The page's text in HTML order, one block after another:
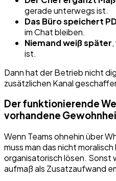
gerade unterwegs ist.
Das Büro speichert
im Chat bleiben.
Niemand weiß später
ist.
Dann hat der Betrieb nicht
zusätzlichen Kanal
Der funktionierende
vorhandene
Wenn Teams ohnehin über
muss man das nicht
organisatorisch lösen. Sonst
aufmaß als Zusatzaufwand